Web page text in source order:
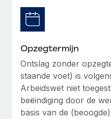
Het blijft de missie van
te helpen bij het aannemen,
Hoe Phiture 55
beheert met Remote
Phiture, een
mobiele groeiadviessector,
Opzegtermijn
Ontslag zonder
staande voet) is
Arbeidswet niet
beëindiging door de
basis van de